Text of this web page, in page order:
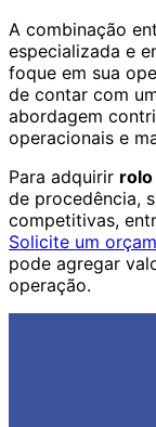
A combinação
especializada e
foque em sua
de contar com
abordagem
operacionais e
Para adquirir
de procedência,
competitivas,
Solicite um
pode agregar
operação.